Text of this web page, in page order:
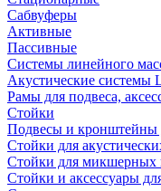
Сабвуферы
Активные
Пассивные
Системы линейного
Акустические системы
Рамы для подвеса,
Стойки
Подвесы и кронштейны
Стойки для
Стойки для микшерных
Стойки и аксессуары